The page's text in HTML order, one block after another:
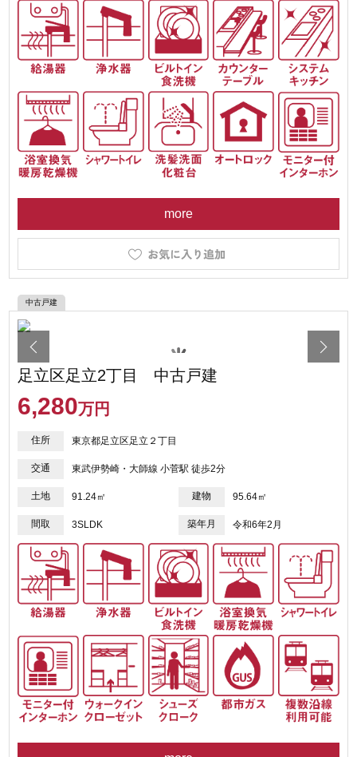
more
中古戸建
足立区足立2丁目 中古戸建
6,280万円
住所 東京都足立区足立２丁目
交通 東武伊勢崎・大師線 小菅駅 徒歩2分
土地 91.24㎡ 建物 95.64㎡
間取 3SLDK 築年月 令和6年2月